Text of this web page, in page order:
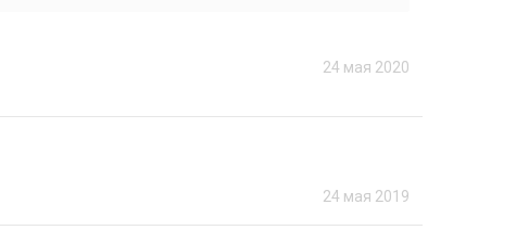
24 мая 2020
24 мая 2019